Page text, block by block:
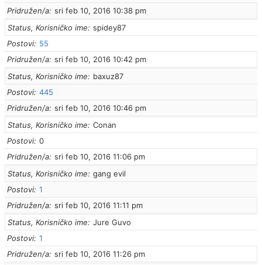
Pridružen/a sri feb 10, 2016 10:38 pm
Status, Korisničko ime
spidey87
Postovi
55
Pridružen/a sri feb 10, 2016 10:42 pm
Status, Korisničko ime
baxuz87
Postovi 445
Pridružen/a sri feb 10, 2016 10:46 pm
Status, Korisničko ime
Conan
Postovi 0
Pridružen/a sri feb 10, 2016 11:06 pm
Status, Korisničko ime
gang evil
Postovi 1
Pridružen/a sri feb 10, 2016 11:11 pm
Status, Korisničko ime
Jure Guvo
Postovi 1
Pridružen/a sri feb 10, 2016 11:26 pm